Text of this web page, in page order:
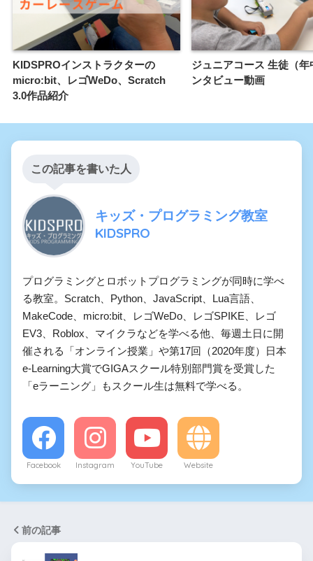
KIDSPROインストラクターの
micro:bit、レゴWeDo、Scratch
3.0作品紹介
ジュニアコース 生徒（年
ンタビュー動画
この記事を書いた人
キッズ・プログラミング教室
KIDSPRO
プログラミングとロボットプログラミングが同時に学べ
る教室。Scratch、Python、JavaScript、Lua言語、
MakeCode、micro:bit、レゴWeDo、レゴSPIKE、レゴ
EV3、Roblox、マイクラなどを学べる他、毎週土日に開
催される「オンライン授業」や第17回（2020年度）日本
e-Learning大賞でGIGAスクール特別部門賞を受賞した
「eラーニング」もスクール生は無料で学べる。
Facebook Instagram YouTube Website
前の記事